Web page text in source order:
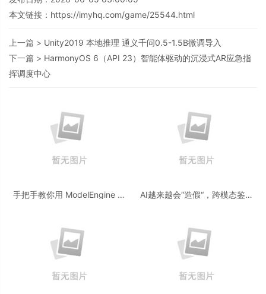
本文链接： https://imyhq.com/game/25544.html
上一篇 > Unity2019 本地推理 通义千问0.5-1.5B微调导入
下一篇 > HarmonyOS 6（API 23）智能体驱动的沉浸式AR应急指
挥调度中心
手把手教你用 ModelEngine 打
AI越来越会“造假“，跨模态鉴伪